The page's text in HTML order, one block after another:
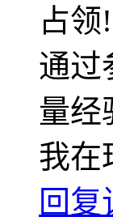
占领!
通过
量经
我在
回复